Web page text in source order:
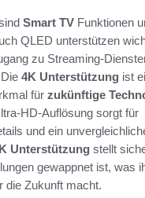
Smart TV Funktionen
QLED unterstützen
zu Streaming-
4K Unterstützung ist
für zukünftige
HD-Auflösung sorgt für
und ein
Unterstützung stellt
gewappnet ist, was
die Zukunft macht.